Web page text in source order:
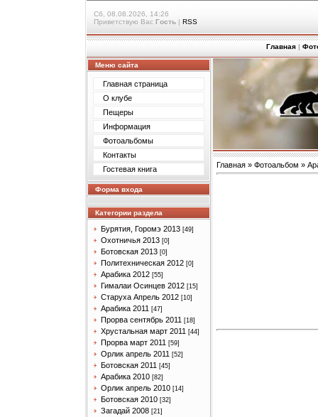
Сб, 08.08.2026, 14:26
Приветствую Вас Гость | RSS
Главная |
Меню сайта
Главная страница
О клубе
Пещеры
Информация
Фотоальбомы
Контакты
Гостевая книга
Форма входа
Категории раздела
Бурятия, Горомэ 2013 [49]
Охотничья 2013 [0]
Ботовская 2013 [0]
Политехническая 2012 [0]
Арабика 2012 [55]
Гималаи Осинцев 2012 [15]
Старуха Апрель 2012 [10]
Арабика 2011 [47]
Прорва сентябрь 2011 [18]
Хрустальная март 2011 [44]
Прорва март 2011 [59]
Орлик апрель 2011 [52]
Ботовская 2011 [45]
Арабика 2010 [82]
Орлик апрель 2010 [14]
Ботовская 2010 [32]
Загадай 2008 [21]
Главная » Фотоальбом »